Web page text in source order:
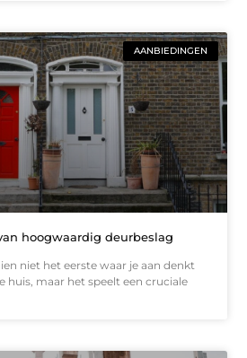
AANBIEDINGEN
hoogwaardig deurbeslag
niet het eerste waar je aan denkt
huis, maar het speelt een cruciale